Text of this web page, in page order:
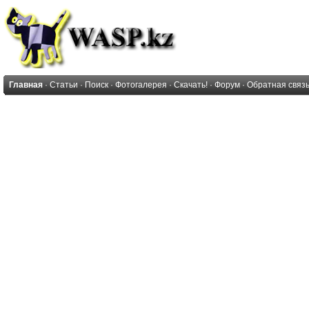
Главная · Статьи · Поиск · Фотогалерея · Скачать! · Форум · Обратная связь